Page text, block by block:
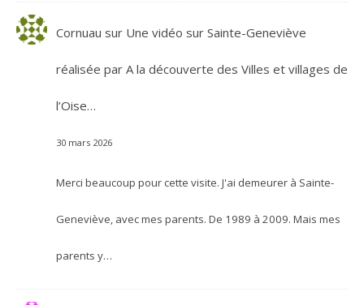
Cornuau sur Une vidéo sur Sainte-Geneviève
réalisée par A la découverte des Villes et villages de
l’Oise…
30 mars 2026
Merci beaucoup pour cette visite. J'ai demeurer à Sainte-
Geneviève, avec mes parents. De 1989 à 2009. Mais mes
parents y…